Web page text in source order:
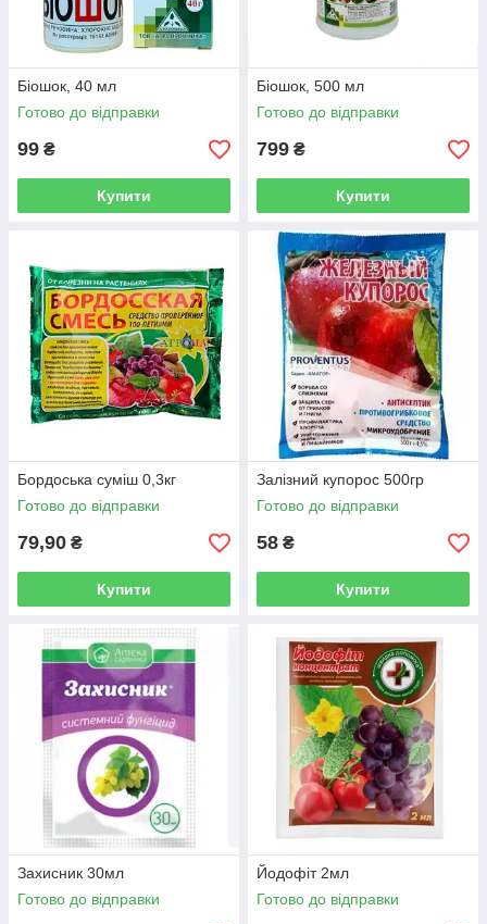
Біошок, 40 мл
Готово до відправки
99 ₴
Купити
Біошок, 500 мл
Готово до відправки
799 ₴
Купити
Бордоська суміш 0,3кг
Готово до відправки
79,90 ₴
Купити
Залізний купорос 500гр
Готово до відправки
58 ₴
Купити
Захисник 30мл
Готово до відправки
Йодофіт 2мл
Готово до відправки